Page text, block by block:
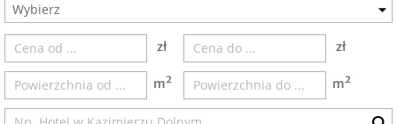
Wybierz
zł zł
m² m²